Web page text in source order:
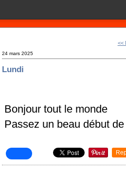
<<
24 mars 2025
Lundi
Bonjour tout le monde
Passez un beau début